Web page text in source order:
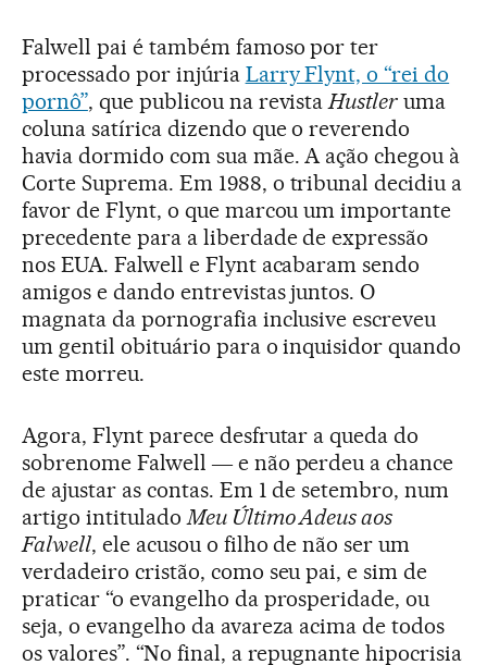
Falwell pai é também famoso por ter
processado por injúria Larry Flynt, o “rei do
pornô”, que publicou na revistaHustler uma
coluna satírica dizendo que o reverendo
havia dormido com sua mãe. A ação chegou à
Corte Suprema. Em 1988, o tribunal decidiu a
favor de Flynt, o que marcou um importante
precedente para a liberdade de expressão
nos EUA. Falwell e Flynt acabaram sendo
amigos e dando entrevistas juntos. O
magnata da pornografia inclusive escreveu
um gentil obituário para o inquisidor quando
este morreu.
Agora, Flynt parece desfrutar a queda do
sobrenome Falwell ― e não perdeu a chance
de ajustar as contas. Em 1 de setembro, num
artigo intituladoMeu Último Adeus aos
Falwell, ele acusou o filho de não ser um
verdadeiro cristão, como seu pai, e sim de
praticar “o evangelho da prosperidade, ou
seja, o evangelho da avareza acima de todos
os valores”. “No final, a repugnante hipocrisia